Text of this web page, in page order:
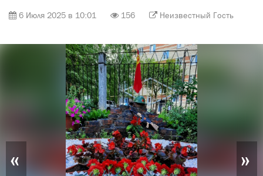
6 Июля 2025 в 10:01 156 Неизвестный Гость
« »